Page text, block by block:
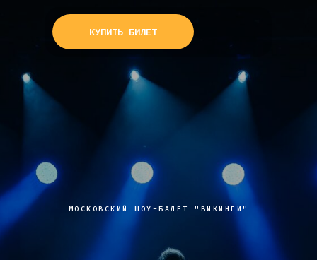
КУПИТЬ БИЛЕТ
МОСКОВСКИЙ ШОУ-БАЛЕТ "ВИКИНГИ"